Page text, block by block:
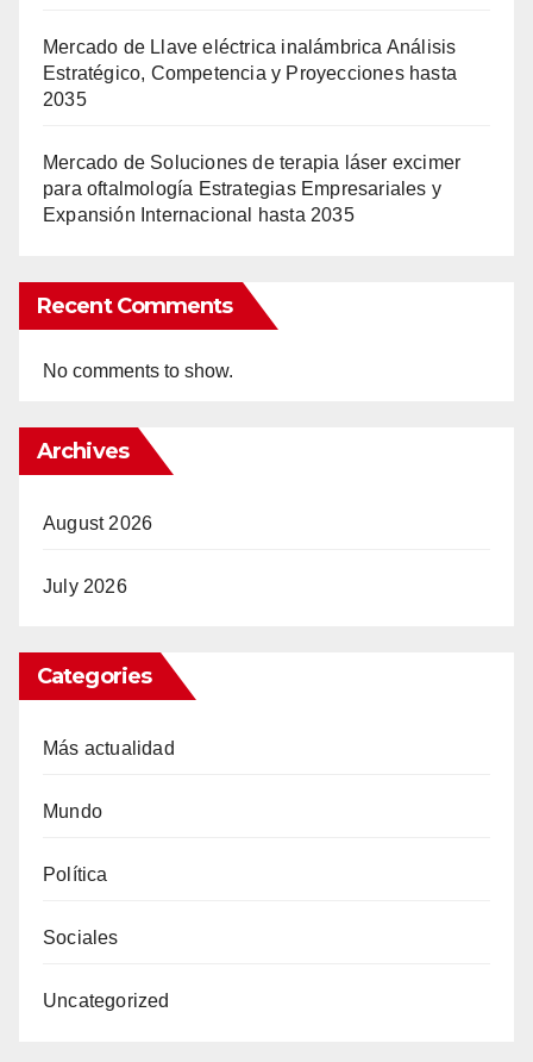
Mercado de Llave eléctrica inalámbrica Análisis
Estratégico, Competencia y Proyecciones hasta
2035
Mercado de Soluciones de terapia láser excimer
para oftalmología Estrategias Empresariales y
Expansión Internacional hasta 2035
Recent Comments
No comments to show.
Archives
August 2026
July 2026
Categories
Más actualidad
Mundo
Política
Sociales
Uncategorized